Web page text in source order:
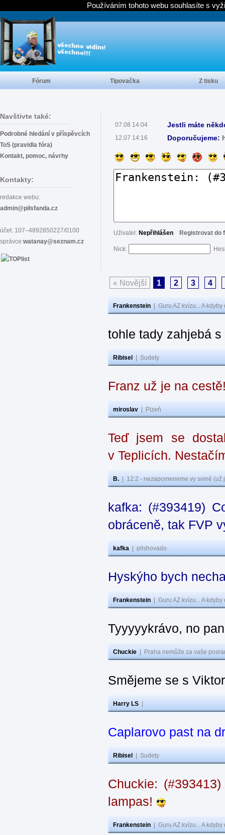
Navštivte také:
Podrobné hledání v příspěvcích
ToS (pravidla fóra)
Kontakt, pomoc, návrhy
Kontakty:
redakce webu:
admin@pilsfanda.cz
účet: 107–4892850227/0100
správce:watanay@seznam.cz
07.08 14:04 Jestli máte
12.07 14:16 Doporučujeme:
Uživatel: Nepřihlášen Registrovat do
Nick:
« Novější 1 2 3 4
Frankenstein Guru AZ kvízu... A
tohle tady zahjebá
Ribisel Sudety
Franz už je na
miroslav Plzeň
Teď jsem se
v Teplicích.
B. 12:2 - nezapomeneme vy svině
kafka: (#393419)
obráceně, tak FVP
kafka pilshovado
Hyskýho bych
Frankenstein Guru AZ kvízu... A
Tyyyyykrávo, no
Chuckie Praha nemůže za vaše
Smějeme se s
Harry LS
Caplarovo past na
Ribisel Sudety
Chuckie:
lampas!
Frankenstein Guru AZ kvízu... A
Fórum Tipovačka Z tisku
Používáním tohoto webu souhlasíte s